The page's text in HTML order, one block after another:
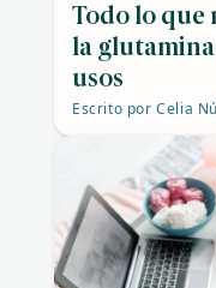
Todo lo que
la
usos
Escrito por Celia